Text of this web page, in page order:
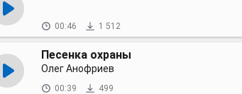
00:46 1 512
Песенка охраны
Олег Анофриев
00:39 499